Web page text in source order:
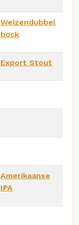
Weizendubbel
bock
Export Stout
Amerikaanse
IPA